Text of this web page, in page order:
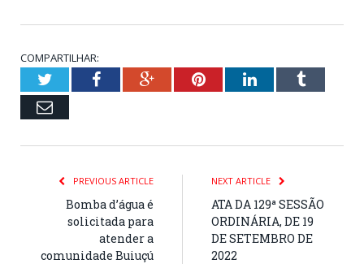
COMPARTILHAR:
TwitterFacebookGoogle+PinterestLinkedInTumblr
Email
PREVIOUS ARTICLE
Bomba d’água é
solicitada para
atender a
comunidade Buiuçú
NEXT ARTICLE
ATA DA 129ª SESSÃO
ORDINÁRIA, DE 19
DE SETEMBRO DE
2022